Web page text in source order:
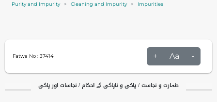
Purity and Impurity Cleaning and Impurity Impurities
Fatwa No : 37414 + Aa -
طہارت و نجاست / پاکی و ناپاکی کے احکام / نجاسات اور پاکی